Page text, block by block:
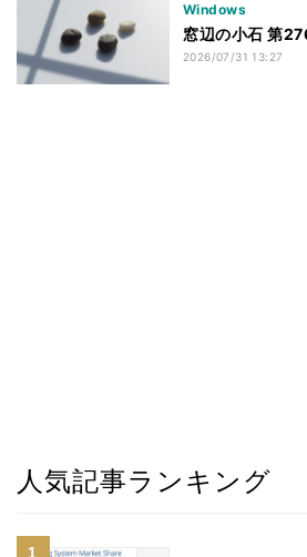
Windows
窓辺の小石 第
2026/07/31 13:27
人気記事ランキング